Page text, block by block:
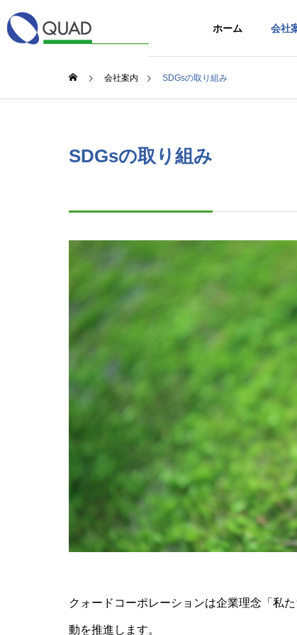
ホーム 会社
会社案内 SDGsの取り組み
SDGsの取り組み
クォードコーポレーションは企業理念「私
動を推進します。